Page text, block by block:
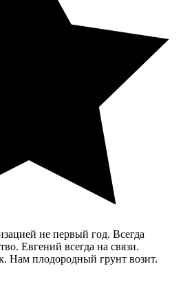
не первый год. Всегда
Евгений всегда на связи.
Нам плодородный грунт возит.